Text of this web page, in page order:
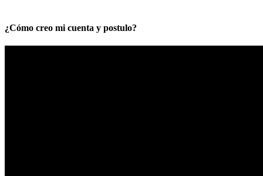
¿Cómo creo mi cuenta y postulo?